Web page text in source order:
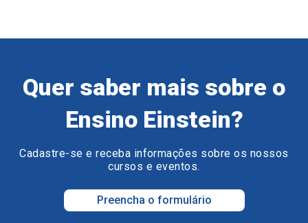
Quer saber mais sobre o
Ensino Einstein?
Cadastre-se e receba informações sobre os nossos
cursos e eventos.
Preencha o formulário